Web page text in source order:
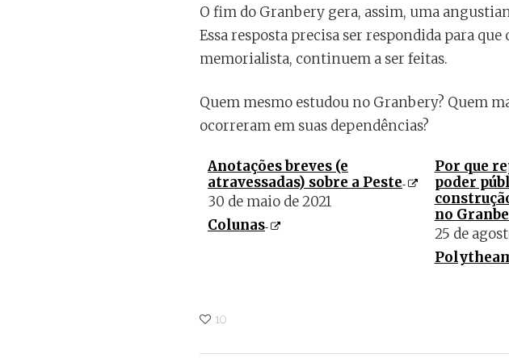
O fim do Granbery gera, assim, uma
Essa resposta precisa ser respondida para
memorialista, continuem a ser feitas.
Quem mesmo estudou no Granbery? Quem
ocorreram em suas dependências?
Anotações breves (e
atravessadas) sobre a Peste
30 de maio de 2021
Colunas
Por que
poder
no
25 de
10